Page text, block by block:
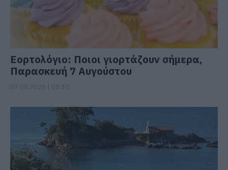
Εορτολόγιο: Ποιοι γιορτάζουν σήμερα,
Παρασκευή 7 Αυγούστου